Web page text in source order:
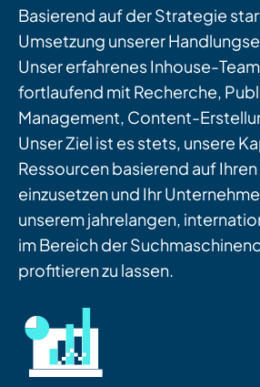
Basierend auf der Strategie
Umsetzung unserer
Unser erfahrenes Inhouse-
fortlaufend mit Recherche,
Management, Content-
Unser Ziel ist es stets, unsere
Ressourcen basierend auf
einzusetzen und Ihr
unserem jahrelangen,
im Bereich der
profitieren zu lassen.